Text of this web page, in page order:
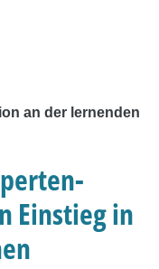
an der lernenden
Einstieg in